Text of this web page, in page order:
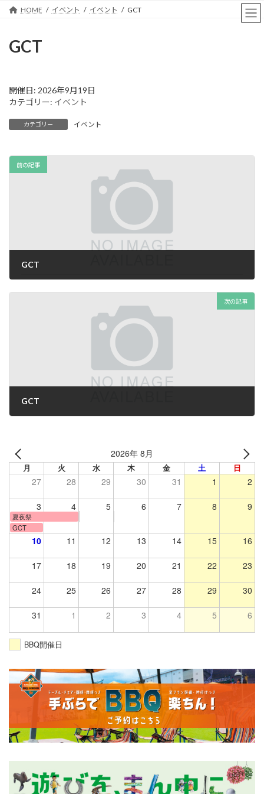
HOME イベント イベント GCT
GCT
開催日: 2026年9月19日
カテゴリー: イベント
カテゴリー イベント
前の記事
GCT
次の記事
GCT
2026年 8月
月 火 水 木 金 土 日
27 28 29 30 31 1 2
3 4 5 6 7 8 9
夏夜祭
GCT
10 11 12 13 14 15 16
17 18 19 20 21 22 23
24 25 26 27 28 29 30
31 1 2 3 4 5 6
BBQ開催日